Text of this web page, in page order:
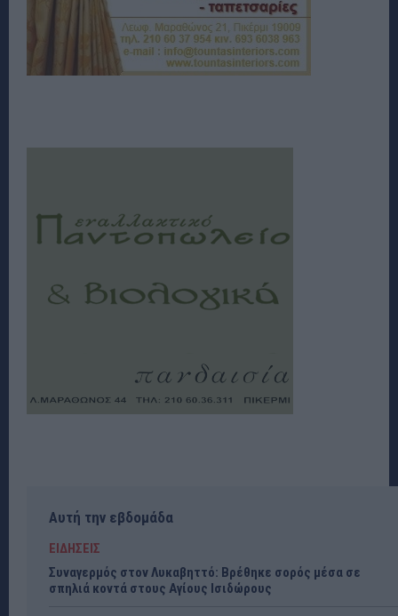
Αυτή την εβδομάδα
ΕΙΔΗΣΕΙΣ
Συναγερμός στον Λυκαβηττό: Βρέθηκε σορός μέσα σε
σπηλιά κοντά στους Αγίους Ισιδώρους